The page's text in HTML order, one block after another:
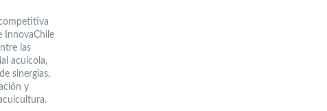
InnovaChile
las
acuícola,
sinergias,
y